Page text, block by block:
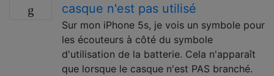
casque n'est pas utilisé
Sur mon iPhone 5s, je vois un symbole pour
les écouteurs à côté du symbole
d'utilisation de la batterie. Cela n'apparaît
que lorsque le casque n'est PAS branché.